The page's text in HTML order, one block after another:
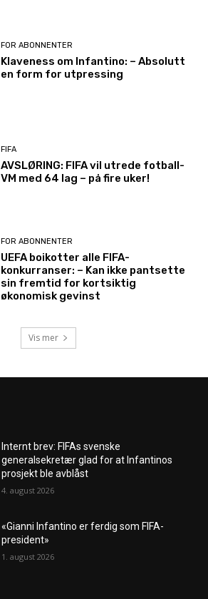
FOR ABONNENTER
Klaveness om Infantino: – Absolutt
en form for utpressing
FIFA
AVSLØRING: FIFA vil utrede fotball-
VM med 64 lag – på fire uker!
FOR ABONNENTER
UEFA boikotter alle FIFA-
konkurranser: – Kan ikke pantsette
sin fremtid for kortsiktig
økonomisk gevinst
Vis mer
Internt brev: FIFAs svenske
generalsekretær glad for at Infantinos
prosjekt ble avblåst
4. august 2026
«Gianni Infantino er ferdig som FIFA-
president»
1. august 2026